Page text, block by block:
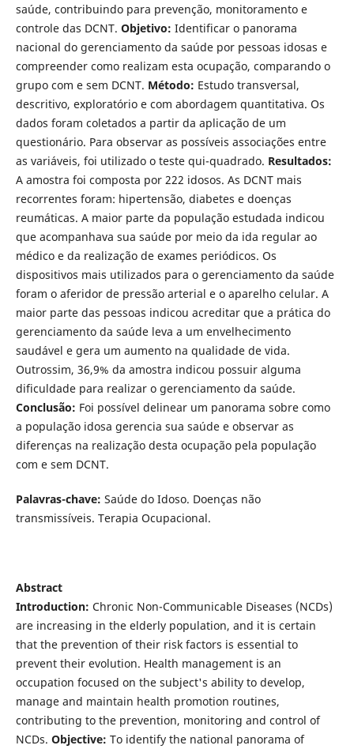
saúde, contribuindo para prevenção, monitoramento e
controle das DCNT. Objetivo: Identificar o panorama
nacional do gerenciamento da saúde por pessoas idosas e
compreender como realizam esta ocupação, comparando o
grupo com e sem DCNT. Método: Estudo transversal,
descritivo, exploratório e com abordagem quantitativa. Os
dados foram coletados a partir da aplicação de um
questionário. Para observar as possíveis associações entre
as variáveis, foi utilizado o teste qui-quadrado. Resultados:
A amostra foi composta por 222 idosos. As DCNT mais
recorrentes foram: hipertensão, diabetes e doenças
reumáticas. A maior parte da população estudada indicou
que acompanhava sua saúde por meio da ida regular ao
médico e da realização de exames periódicos. Os
dispositivos mais utilizados para o gerenciamento da saúde
foram o aferidor de pressão arterial e o aparelho celular. A
maior parte das pessoas indicou acreditar que a prática do
gerenciamento da saúde leva a um envelhecimento
saudável e gera um aumento na qualidade de vida.
Outrossim, 36,9% da amostra indicou possuir alguma
dificuldade para realizar o gerenciamento da saúde.
Conclusão: Foi possível delinear um panorama sobre como
a população idosa gerencia sua saúde e observar as
diferenças na realização desta ocupação pela população
com e sem DCNT.
Palavras-chave: Saúde do Idoso. Doenças não
transmissíveis. Terapia Ocupacional.
Abstract
Introduction: Chronic Non-Communicable Diseases (NCDs)
are increasing in the elderly population, and it is certain
that the prevention of their risk factors is essential to
prevent their evolution. Health management is an
occupation focused on the subject's ability to develop,
manage and maintain health promotion routines,
contributing to the prevention, monitoring and control of
NCDs. Objective: To identify the national panorama of